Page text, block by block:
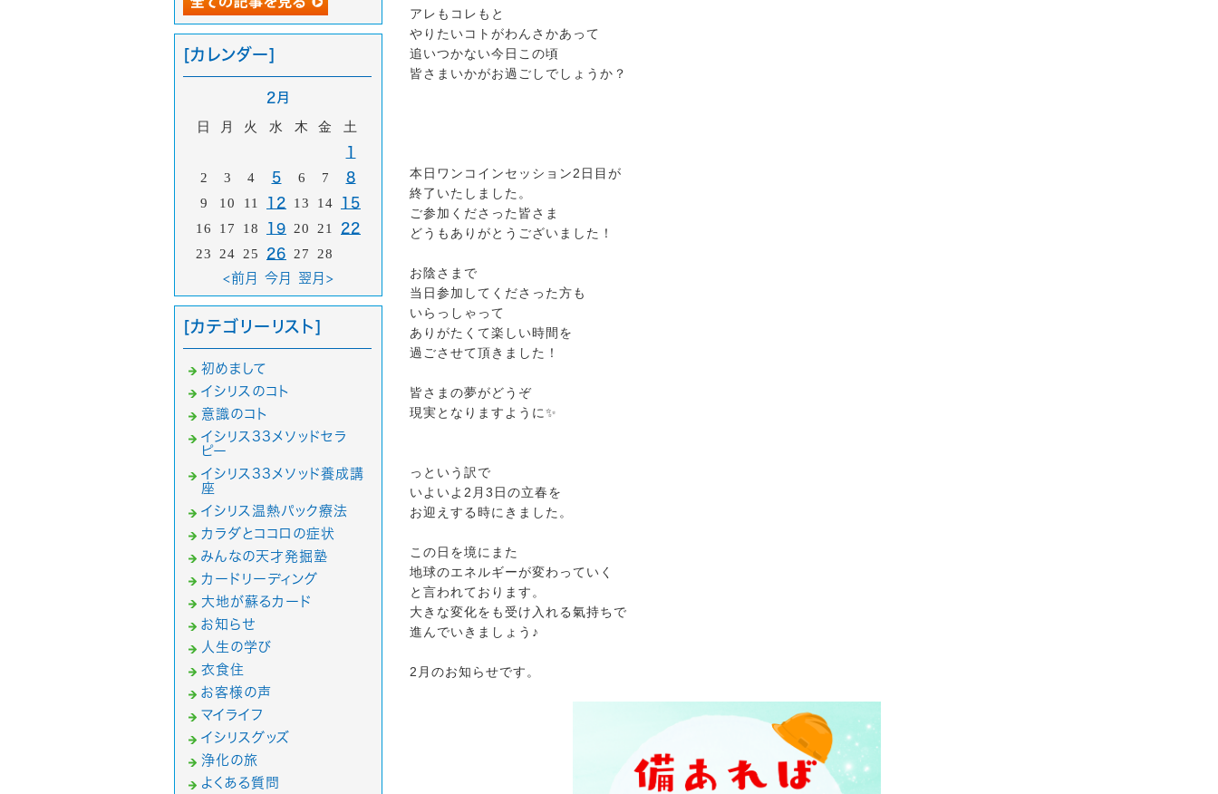
アレもコレもと
やりたいコトがわんさかあって
追いつかない今日この頃
皆さまいかがお過ごしでしょうか？
本日ワンコインセッション2日目が
終了いたしました。
ご参加くださった皆さま
どうもありがとうございました！
お陰さまで
当日参加してくださった方も
いらっしゃって
ありがたくて楽しい時間を
過ごさせて頂きました！
皆さまの夢がどうぞ
現実となりますように✨
っという訳で
いよいよ2月3日の立春を
お迎えする時にきました。
この日を境にまた
地球のエネルギーが変わっていく
と言われております。
大きな変化をも受け入れる氣持ちで
進んでいきましょう♪
2月のお知らせです。
[カレンダー]
2月
日 月 火 水 木 金 土
1
2 3 4 5 6 7 8
9 10 11 12 13 14 15
16 17 18 19 20 21 22
23 24 25 26 27 28
<前月 今月 翌月>
[カテゴリーリスト]
初めまして
イシリスのコト
意識のコト
イシリス33メソッドセラ
ピー
イシリス33メソッド養成講
座
イシリス温熱パック療法
カラダとココロの症状
みんなの天才発掘塾
カードリーディング
大地が蘇るカード
お知らせ
人生の学び
衣食住
お客様の声
マイライフ
イシリスグッズ
浄化の旅
よくある質問